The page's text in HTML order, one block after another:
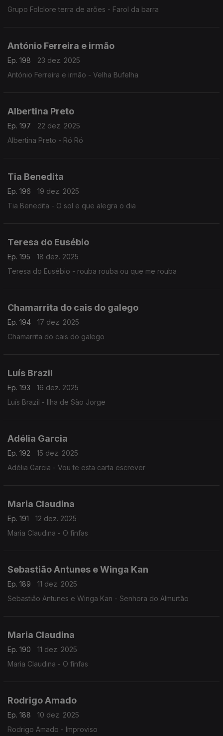
Grupo Folclore terra de arões - Farol da barra
António Ferreira e irmão
Ep. 198
23 dez. 2025
António Ferreira e irmão - Velha Bufelha
Albertina Preto
Ep. 197
22 dez. 2025
Albertina Preto - Ró Ró
Tia Benedita
Ep. 196
19 dez. 2025
Tia Benedita - O sol e que alegra o dia
Teresa do Eusébio
Ep. 195
18 dez. 2025
Teresa do Eusébio - rouba rouba ou que me rouba
Chamarrita do cais do galego
Ep. 194
17 dez. 2025
Chamarrita do cais do galego
Luís Brazil
Ep. 193
16 dez. 2025
Luís Brazil - Ilha de São Jorge
Adélia Garcia
Ep. 192
15 dez. 2025
Adélia Garcia - Vou te esta carta escrever
Maria Claudina
Ep. 191
12 dez. 2025
Maria Claudina - O finfas
Sebastião Antunes e Winga Kan
Ep. 189
11 dez. 2025
Sebastião Antunes e Winga Kan - Senhora do Almurtão
Maria Claudina
Ep. 190
11 dez. 2025
Maria Claudina - O finfas
Rodrigo Amado
Ep. 188
10 dez. 2025
Rodrigo Amado - Improviso